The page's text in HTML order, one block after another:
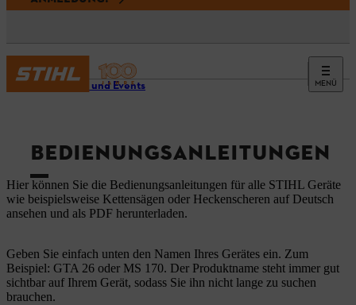
MENÜ
Service und Events
BEDIENUNGSANLEITUNGEN
Hier können Sie die Bedienungsanleitungen für alle STIHL Geräte
wie beispielsweise Kettensägen oder Heckenscheren auf Deutsch
ansehen und als PDF herunterladen.
Geben Sie einfach unten den Namen Ihres Gerätes ein. Zum
Beispiel: GTA 26 oder MS 170. Der Produktname steht immer gut
sichtbar auf Ihrem Gerät, sodass Sie ihn nicht lange zu suchen
brauchen.